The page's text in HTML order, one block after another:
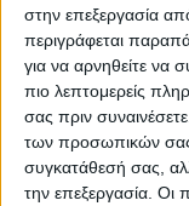
στην επεξεργασία
περιγράφεται
για να αρνηθείτε να
πιο λεπτομερείς
σας πριν συναινέσετε.
των προσωπικών σας
συγκατάθεσή σας,
την επεξεργασία. Οι
Τσαλικάκι
ως Φαραώ
Τιμή 70€. Η τιμή
μεταφορικά.
Τετάρτη, 15 Ιουλ